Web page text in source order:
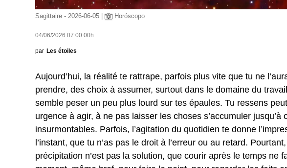
Sagittaire - 2026-06-05 | Horóscopo
04/06/2026 07:00:00h
par Les étoiles
Aujourd’hui, la réalité te rattrape, parfois plus vite que tu ne
prendre, des choix à assumer, surtout dans le domaine du
semble peser un peu plus lourd sur tes épaules. Tu ressens
urgence à agir, à ne pas laisser les choses s’accumuler jusqu’à
insurmontables. Parfois, l’agitation du quotidien te donne
l’instant, que tu n’as pas le droit à l’erreur ou au retard.
précipitation n’est pas la solution, que courir après le temps ne